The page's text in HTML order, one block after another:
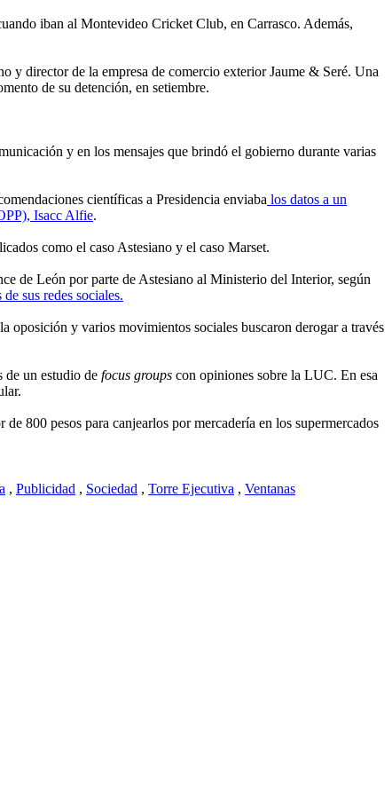
iban al Montevideo Cricket Club, en Carrasco. Además,
y director de la empresa de comercio exterior Jaume & Seré. Una
de su detención, en setiembre.
y en los mensajes que brindó el gobierno durante varias
científicas a Presidencia enviaba los datos a un
Isacc Alfie.
como el caso Astesiano y el caso Marset.
de León por parte de Astesiano al Ministerio del Interior, según
sus redes sociales.
oposición y varios movimientos sociales buscaron derogar a través
un estudio de focus groups con opiniones sobre la LUC. En esa
de 800 pesos para canjearlos por mercadería en los supermercados
, Publicidad , Sociedad , Torre Ejecutiva , Ventanas